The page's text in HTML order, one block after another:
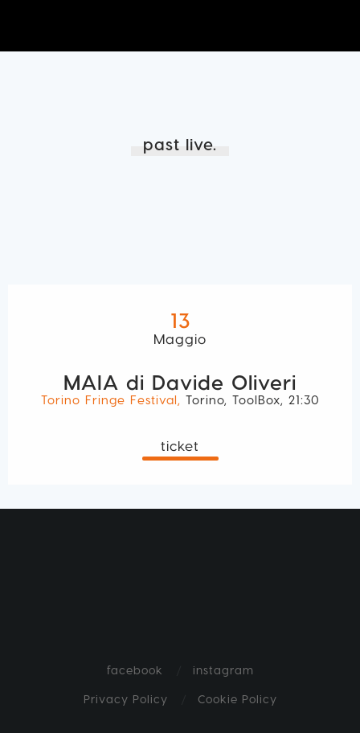
past live.
13
Maggio
MAIA di Davide Oliveri
Torino Fringe Festival, Torino, ToolBox, 21:30
ticket
facebook instagram
Privacy Policy Cookie Policy